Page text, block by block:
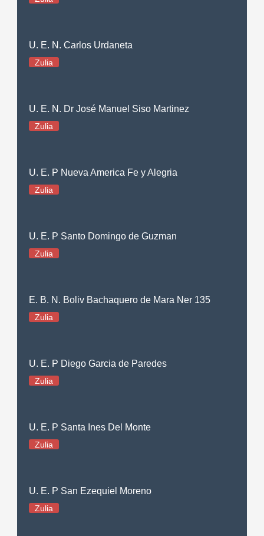
U. E. N. Carlos Urdaneta
Zulia
U. E. N. Dr José Manuel Siso Martinez
Zulia
U. E. P Nueva America Fe y Alegria
Zulia
U. E. P Santo Domingo de Guzman
Zulia
E. B. N. Boliv Bachaquero de Mara Ner 135
Zulia
U. E. P Diego Garcia de Paredes
Zulia
U. E. P Santa Ines Del Monte
Zulia
U. E. P San Ezequiel Moreno
Zulia